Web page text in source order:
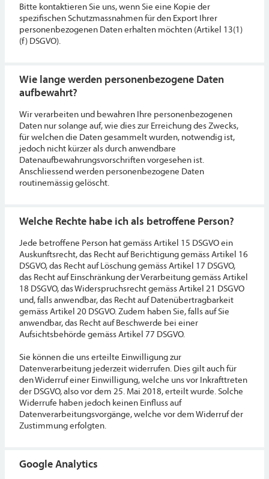
Bitte kontaktieren Sie uns, wenn Sie eine Kopie der
spezifischen Schutzmassnahmen für den Export Ihrer
personenbezogenen Daten erhalten möchten (Artikel 13(1)
(f) DSGVO).
Wie lange werden personenbezogene Daten
aufbewahrt?
Wir verarbeiten und bewahren Ihre personenbezogenen
Daten nur solange auf, wie dies zur Erreichung des Zwecks,
für welchen die Daten gesammelt wurden, notwendig ist,
jedoch nicht kürzer als durch anwendbare
Datenaufbewahrungsvorschriften vorgesehen ist.
Anschliessend werden personenbezogene Daten
routinemässig gelöscht.
Welche Rechte habe ich als betroffene Person?
Jede betroffene Person hat gemäss Artikel 15 DSGVO ein
Auskunftsrecht, das Recht auf Berichtigung gemäss Artikel 16
DSGVO, das Recht auf Löschung gemäss Artikel 17 DSGVO,
das Recht auf Einschränkung der Verarbeitung gemäss Artikel
18 DSGVO, das Widerspruchsrecht gemäss Artikel 21 DSGVO
und, falls anwendbar, das Recht auf Datenübertragbarkeit
gemäss Artikel 20 DSGVO. Zudem haben Sie, falls auf Sie
anwendbar, das Recht auf Beschwerde bei einer
Aufsichtsbehörde gemäss Artikel 77 DSGVO.
Sie können die uns erteilte Einwilligung zur
Datenverarbeitung jederzeit widerrufen. Dies gilt auch für
den Widerruf einer Einwilligung, welche uns vor Inkrafttreten
der DSGVO, also vor dem 25. Mai 2018, erteilt wurde. Solche
Widerrufe haben jedoch keinen Einfluss auf
Datenverarbeitungsvorgänge, welche vor dem Widerruf der
Zustimmung erfolgten.
Google Analytics